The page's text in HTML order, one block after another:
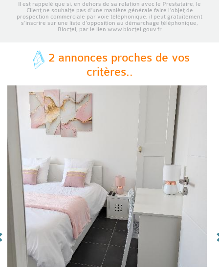
Il est rappelé que si, en dehors de sa relation avec le Prestataire, le
Client ne souhaite pas d’une manière générale faire l’objet de
prospection commerciale par voie téléphonique, il peut gratuitement
s’inscrire sur une liste d’opposition au démarchage téléphonique,
Bloctel, par le lien www.bloctel.gouv.fr
2 annonces proches de vos
critères..